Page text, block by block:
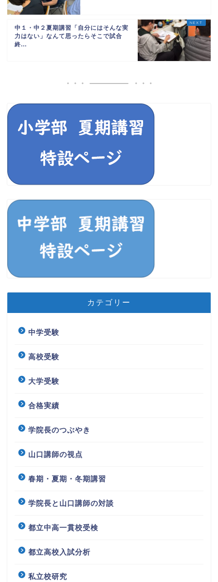
中１・中２夏期講習「自分にはそんな実
力はない」なんて思ったらそこで試合
終...
カテゴリー
中学受験
高校受験
大学受験
合格実績
学院長のつぶやき
山口講師の視点
春期・夏期・冬期講習
学院長と山口講師の対談
都立中高一貫校受検
都立高校入試分析
私立校研究